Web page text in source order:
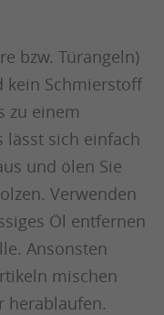
bzw. Türangeln)
kein Schmierstoff
zu einem
lässt sich einfach
und ölen Sie
Verwenden
Öl entfernen
Ansonsten
mischen
herablaufen.